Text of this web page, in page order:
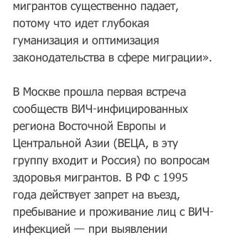
мигрантов существенно падает,
потому что идет глубокая
гуманизация и оптимизация
законодательства в сфере миграции».
В Москве прошла первая встреча
сообществ ВИЧ-инфицированных
региона Восточной Европы и
Центральной Азии (ВЕЦА, в эту
группу входит и Россия) по вопросам
здоровья мигрантов. В РФ с 1995
года действует запрет на въезд,
пребывание и проживание лиц с ВИЧ-
инфекцией — при выявлении